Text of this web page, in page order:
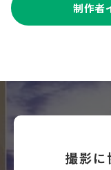
制作者
撮影に